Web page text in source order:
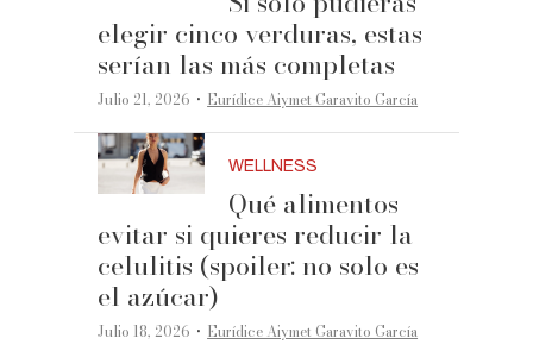
elegir cinco verduras, estas
serían las más completas
Julio 21, 2026 ·Eurídice Aiymet Garavito García
WELLNESS
Qué alimentos
evitar si quieres reducir la
celulitis (spoiler: no solo es
el azúcar)
Julio 18, 2026 ·Eurídice Aiymet Garavito García